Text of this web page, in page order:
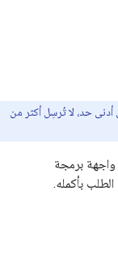
أدنى حد، لا تُرسِل أكثر من
برمجة
بأكمله.